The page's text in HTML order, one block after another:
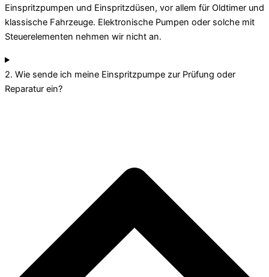
Einspritzpumpen und Einspritzdüsen, vor allem für Oldtimer und
klassische Fahrzeuge. Elektronische Pumpen oder solche mit
Steuerelementen nehmen wir nicht an.
2. Wie sende ich meine Einspritzpumpe zur Prüfung oder
Reparatur ein?